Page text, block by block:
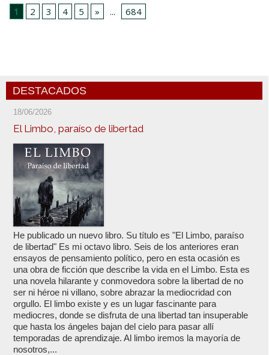
1
2 3 4 5 » ... 684
DESTACADOS
18/06/2026
El Limbo, paraíso de libertad
He publicado un nuevo libro. Su título es "El Limbo, paraíso
de libertad" Es mi octavo libro. Seis de los anteriores eran
ensayos de pensamiento político, pero en esta ocasión es
una obra de ficción que describe la vida en el Limbo. Esta es
una novela hilarante y conmovedora sobre la libertad de no
ser ni héroe ni villano, sobre abrazar la mediocridad con
orgullo. El limbo existe y es un lugar fascinante para
mediocres, donde se disfruta de una libertad tan insuperable
que hasta los ángeles bajan del cielo para pasar allí
temporadas de aprendizaje. Al limbo iremos la mayoría de
nosotros,...